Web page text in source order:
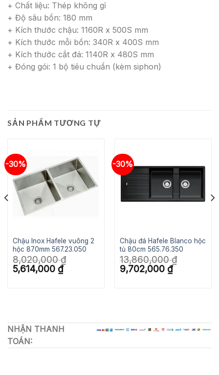
+ Chất liệu: Thép không gỉ
+ Độ sâu bồn: 180 mm
+ Kích thước chậu: 1160R x 500S mm
+ Kích thước mỗi bồn: 340R x 400S mm
+ Kích thước cắt đá: 1140R x 480S mm
+ Đóng gói: 1 bộ tiêu chuẩn (kèm siphon)
SẢN PHẨM TƯƠNG TỰ
-30%
Chậu Inox Hafele vuông 2
hộc 870mm 567.23.050
8,020,000₫
Giá
gốc
5,614,000 ₫Giá
hiện
-30%
Chậu đá Hafele Blanco hộc
tủ 80cm 565.76.350
13,860,000₫
Giá
gốc
9,702,000 ₫Giá
hiện
NHẬN THANH
TOÁN: